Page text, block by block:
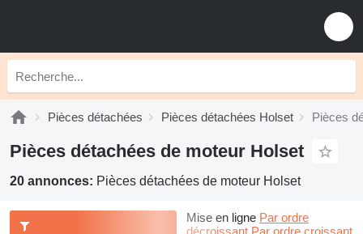
Pièces détachées Pièces détachées Holset Pièces
Pièces détachées de moteur Holset
20 annonces: Pièces détachées de moteur Holset
Mise en ligne Par ordre
décroissant Par ordre croissant